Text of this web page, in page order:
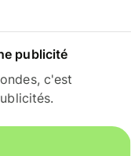
publicité
c'est